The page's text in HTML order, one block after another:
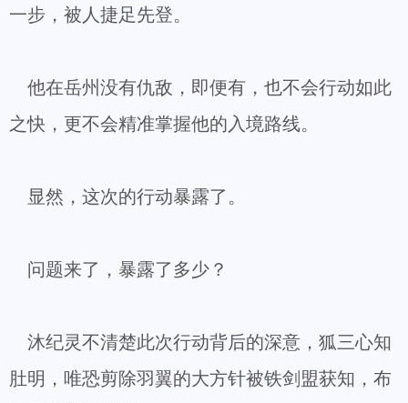
一步，被人捷足先登。
他在岳州没有仇敌，即便有，也不会行动如此
之快，更不会精准掌握他的入境路线。
显然，这次的行动暴露了。
问题来了，暴露了多少？
沐纪灵不清楚此次行动背后的深意，狐三心知
肚明，唯恐剪除羽翼的大方针被铁剑盟获知，布